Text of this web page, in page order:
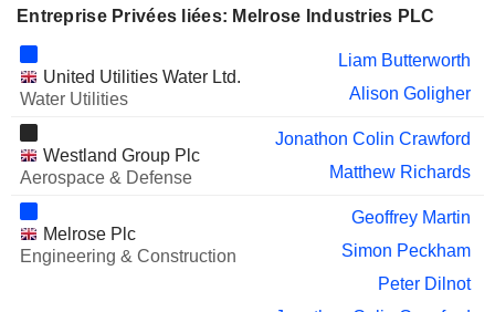
Entreprise Privées liées: Melrose Industries PLC
United Utilities Water Ltd.
Water Utilities
Liam Butterworth
Alison Goligher
Westland Group Plc
Aerospace & Defense
Jonathon Colin Crawford
Matthew Richards
Melrose Plc
Engineering & Construction
Geoffrey Martin
Simon Peckham
Peter Dilnot